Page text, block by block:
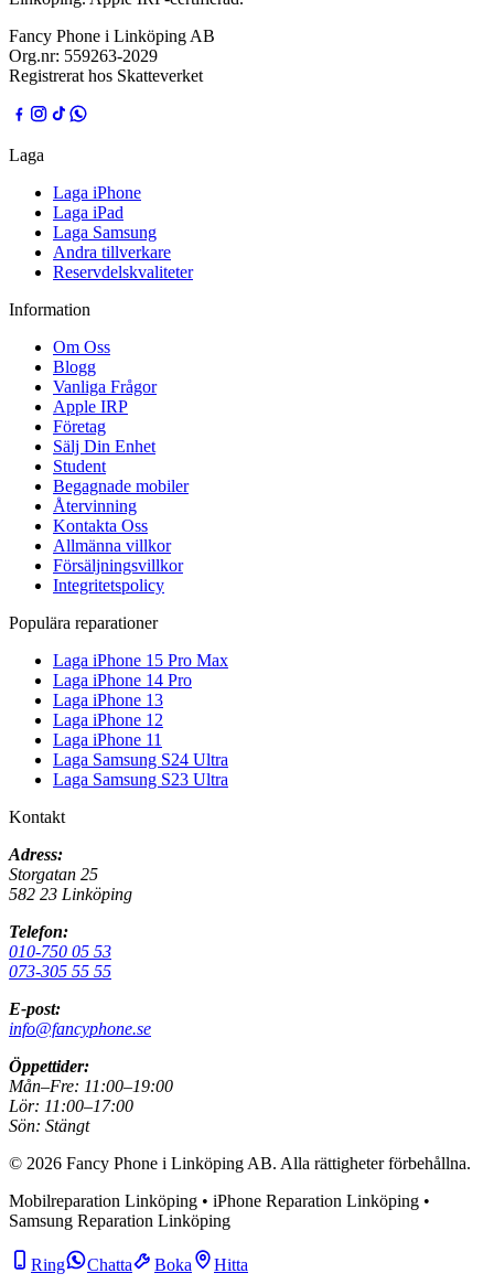
Fancy Phone i Linköping AB
Org.nr: 559263-2029
Registrerat hos Skatteverket
Laga
Laga iPhone
Laga iPad
Laga Samsung
Andra tillverkare
Reservdelskvaliteter
Information
Om Oss
Blogg
Vanliga Frågor
Apple IRP
Företag
Sälj Din Enhet
Student
Begagnade mobiler
Återvinning
Kontakta Oss
Allmänna villkor
Försäljningsvillkor
Integritetspolicy
Populära reparationer
Laga iPhone 15 Pro Max
Laga iPhone 14 Pro
Laga iPhone 13
Laga iPhone 12
Laga iPhone 11
Laga Samsung S24 Ultra
Laga Samsung S23 Ultra
Kontakt
Adress:
Storgatan 25
582 23 Linköping
Telefon:
010-750 05 53
073-305 55 55
E-post:
info@fancyphone.se
Öppettider:
Mån–Fre: 11:00–19:00
Lör: 11:00–17:00
Sön: Stängt
© 2026 Fancy Phone i Linköping AB. Alla rättigheter förbehållna.
Mobilreparation Linköping • iPhone Reparation Linköping •
Samsung Reparation Linköping
Ring Chatta Boka Hitta